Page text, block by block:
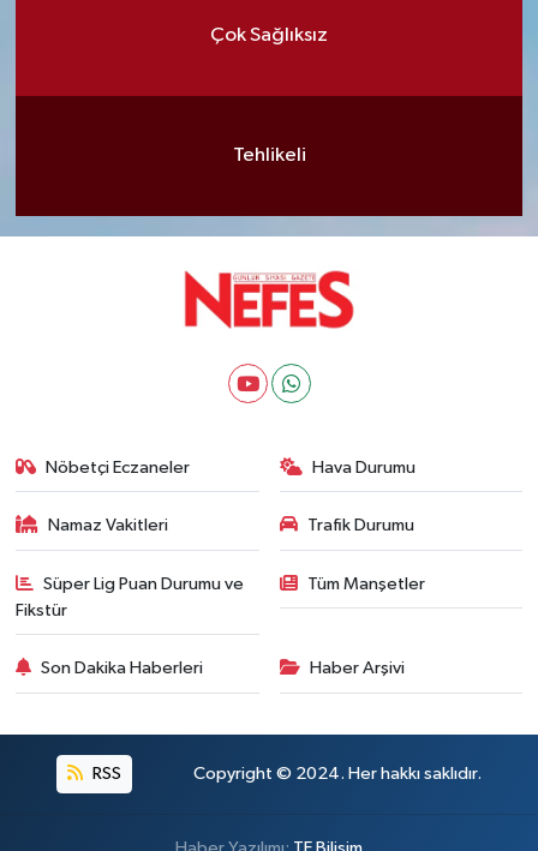
Çok Sağlıksız
Tehlikeli
Nöbetçi Eczaneler Hava Durumu
Namaz Vakitleri Trafik Durumu
Süper Lig Puan Durumu ve
Fikstür
Tüm Manşetler
Son Dakika Haberleri Haber Arşivi
RSS Copyright © 2024. Her hakkı saklıdır.